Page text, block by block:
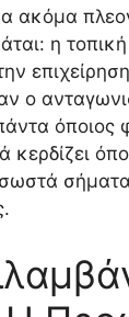
ακόμα
η
ο
όποιος